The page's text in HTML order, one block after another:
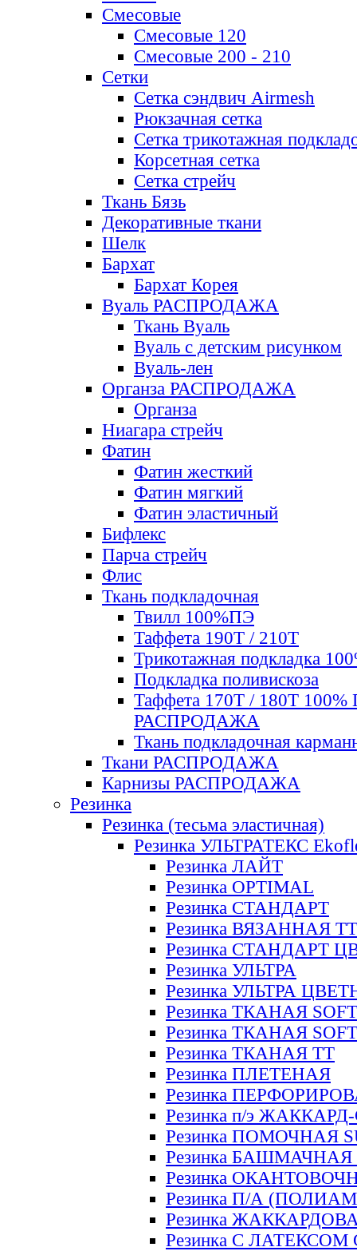
Смесовые
Смесовые 120
Смесовые 200 - 210
Сетки
Сетка сэндвич Airmesh
Рюкзачная сетка
Сетка трикотажная
Корсетная сетка
Сетка стрейч
Ткань Бязь
Декоративные ткани
Шелк
Бархат
Бархат Корея
Вуаль РАСПРОДАЖА
Ткань Вуаль
Вуаль с детским рисунком
Вуаль-лен
Органза РАСПРОДАЖА
Органза
Ниагара стрейч
Фатин
Фатин жесткий
Фатин мягкий
Фатин элаcтичный
Бифлекс
Парча стрейч
Флис
Ткань подкладочная
Твилл 100%ПЭ
Таффета 190Т / 210Т
Трикотажная подкладка
Подкладка поливискоза
Таффета 170Т / 180Т 100%
РАСПРОДАЖА
Ткань подкладочная
Ткани РАСПРОДАЖА
Карнизы РАСПРОДАЖА
Резинка
Резинка (тесьма эластичная)
Резинка УЛЬТРАТЕКС
Резинка ЛАЙТ
Резинка OPTIMAL
Резинка СТАНДАРТ
Резинка ВЯЗАННАЯ ТТ
Резинка СТАНДАРТ
Резинка УЛЬТРА
Резинка УЛЬТРА
Резинка ТКАНАЯ SOFT
Резинка ТКАНАЯ
Резинка ТКАНАЯ ТТ
Резинка ПЛЕТЕНАЯ
Резинка
Резинка п/э
Резинка ПОМОЧНАЯ
Резинка БАШМАЧНАЯ
Резинка
Резинка П/А
Резинка
Резинка С ЛАТЕКСОМ